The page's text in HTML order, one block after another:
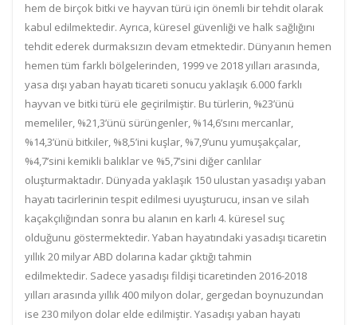
hem de birçok bitki ve hayvan türü için önemli bir tehdit olarak
kabul edilmektedir. Ayrıca, küresel güvenliği ve halk sağlığını
tehdit ederek durmaksızın devam etmektedir. Dünyanın hemen
hemen tüm farklı bölgelerinden, 1999 ve 2018 yılları arasında,
yasa dışı yaban hayatı ticareti sonucu yaklaşık 6.000 farklı
hayvan ve bitki türü ele geçirilmiştir. Bu türlerin, %23’ünü
memeliler, %21,3’ünü sürüngenler, %14,6’sını mercanlar,
%14,3’ünü bitkiler, %8,5’ini kuşlar, %7,9’unu yumuşakçalar,
%4,7’sini kemikli balıklar ve %5,7’sini diğer canlılar
oluşturmaktadır. Dünyada yaklaşık 150 ulustan yasadışı yaban
hayatı tacirlerinin tespit edilmesi uyuşturucu, insan ve silah
kaçakçılığından sonra bu alanın en karlı 4. küresel suç
olduğunu göstermektedir. Yaban hayatındaki yasadışı ticaretin
yıllık 20 milyar ABD dolarına kadar çıktığı tahmin
edilmektedir. Sadece yasadışı fildişi ticaretinden 2016-2018
yılları arasında yıllık 400 milyon dolar, gergedan boynuzundan
ise 230 milyon dolar elde edilmiştir. Yasadışı yaban hayatı